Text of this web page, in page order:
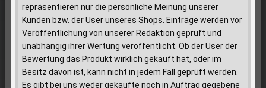
repräsentieren nur die persönliche Meinung unserer
Kunden bzw. der User unseres Shops. Einträge werden vor
Veröffentlichung von unserer Redaktion geprüft und
unabhängig ihrer Wertung veröffentlicht. Ob der User der
Bewertung das Produkt wirklich gekauft hat, oder im
Besitz davon ist, kann nicht in jedem Fall geprüft werden.
Es gibt bei uns weder gekaufte noch in Auftrag gegebene